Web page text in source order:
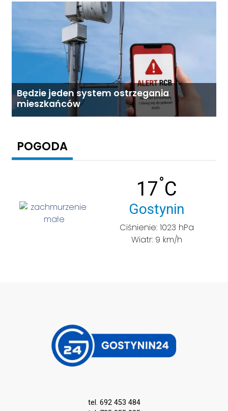
Będzie jeden system ostrzegania
mieszkańców
POGODA
17°C
Miasto:
Gostynin
Ciśnienie: 1023 hPa
Wiatr: 9 km/h
tel. 692 453 484